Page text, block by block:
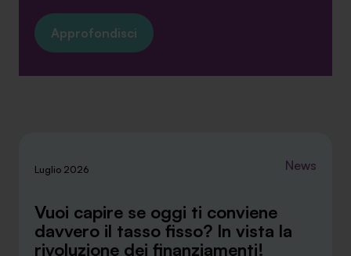
Approfondisci
Luglio 2026 News
Vuoi capire se oggi ti conviene
davvero il tasso fisso? In vista la
rivoluzione dei finanziamenti!